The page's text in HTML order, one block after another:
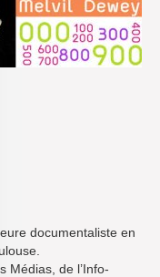
documentaliste en
Médias, de l’Info-